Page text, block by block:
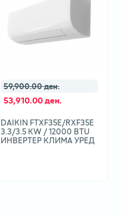
59,900.00 ден.
53,910.00 ден.
DAIKIN FTXF35E/RXF35E
3.3/3.5 KW / 12000 BTU
ИНВЕРТЕР КЛИМА УРЕД